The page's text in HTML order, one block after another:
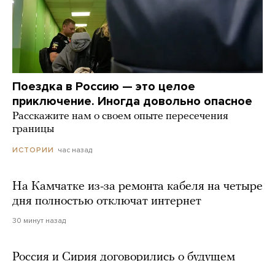
Поездка в Россию — это целое
приключение. Иногда довольно опасное
Расскажите нам о своем опыте пересечения
границы
ИСТОРИИ час назад
На Камчатке из-за ремонта кабеля на четыре
дня полностью отключат интернет
30 минут назад
Россия и Сирия договорились о будущем